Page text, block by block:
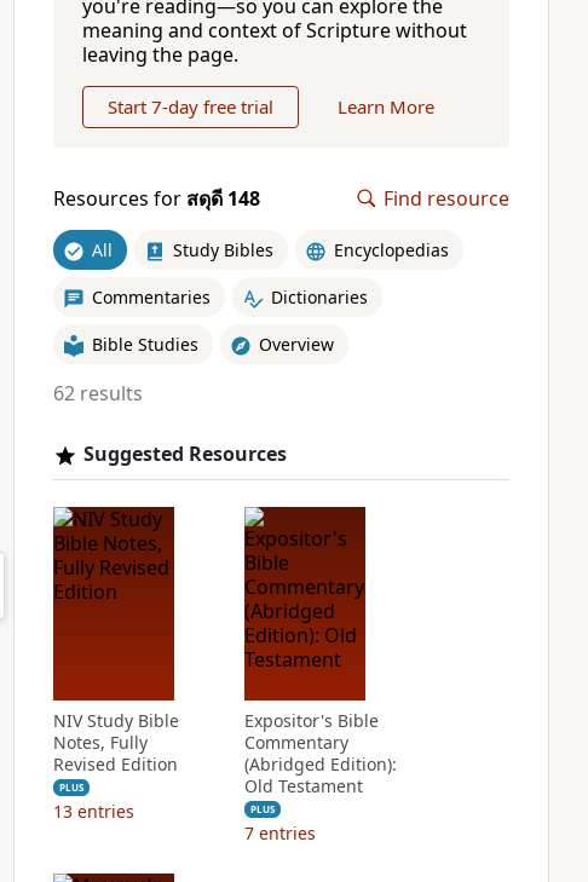
you're reading—so you can explore the
meaning and context of Scripture without
leaving the page.
Start 7-day free trial Learn More
Resources for สดุดี 148 Find resource
All Study Bibles Encyclopedias
Commentaries Dictionaries
Bible Studies Overview
62 results
Suggested Resources
NIV Study Bible
Notes, Fully
Revised Edition
PLUS
13 entries
Expositor's Bible
Commentary
(Abridged Edition):
Old Testament
PLUS
7 entries